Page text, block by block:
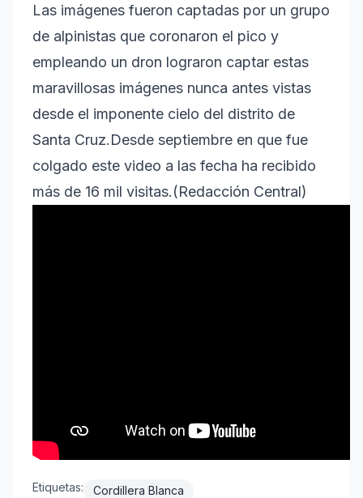
Las imágenes fueron captadas por un grupo
de alpinistas que coronaron el pico y
empleando un dron lograron captar estas
maravillosas imágenes nunca antes vistas
desde el imponente cielo del distrito de
Santa Cruz.Desde septiembre en que fue
colgado este video a las fecha ha recibido
más de 16 mil visitas.(Redacción Central)
Etiquetas: Cordillera Blanca